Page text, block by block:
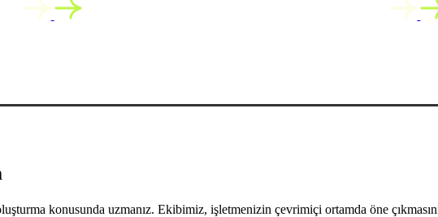
konusunda uzmanız. Ekibimiz, işletmenizin çevrimiçi ortamda öne